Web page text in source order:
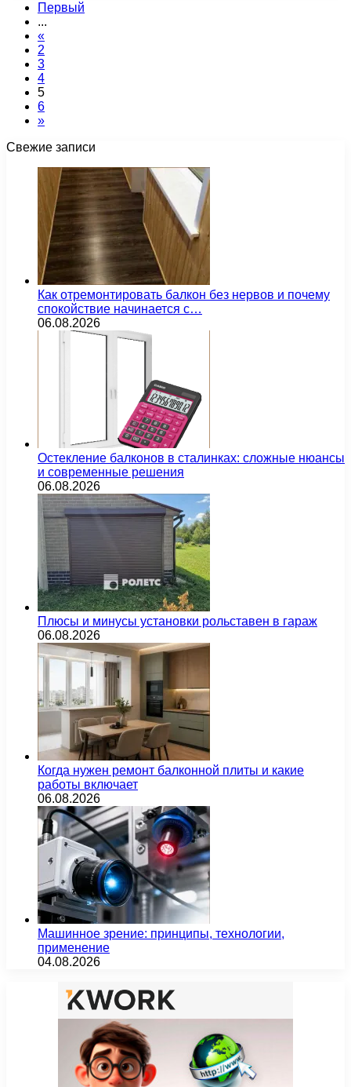
Первый
...
«
2
3
4
5
6
»
Свежие записи
Как отремонтировать балкон без нервов и почему
спокойствие начинается с…
06.08.2026
Остекление балконов в сталинках: сложные нюансы
и современные решения
06.08.2026
Плюсы и минусы установки рольставен в гараж
06.08.2026
Когда нужен ремонт балконной плиты и какие
работы включает
06.08.2026
Машинное зрение: принципы, технологии,
применение
04.08.2026